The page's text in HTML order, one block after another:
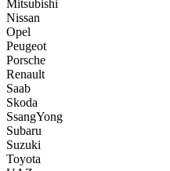
Mitsubishi
Nissan
Opel
Peugeot
Porsche
Renault
Saab
Skoda
SsangYong
Subaru
Suzuki
Toyota